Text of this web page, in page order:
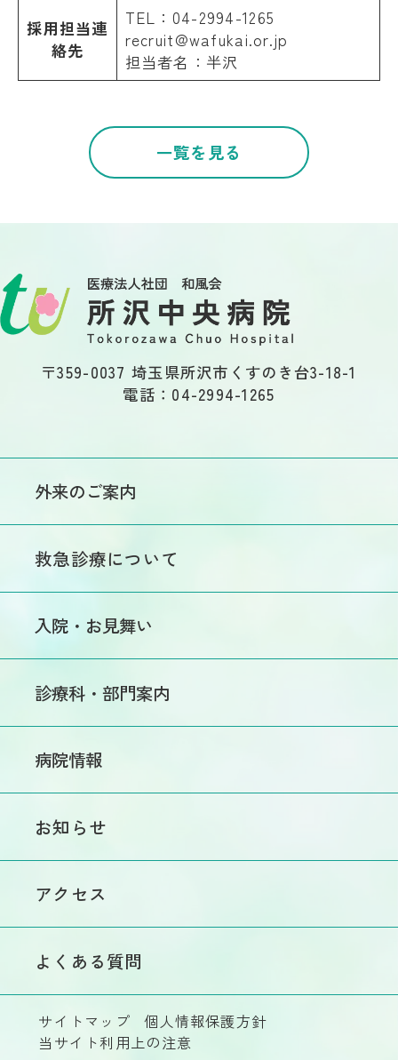
採用担当連
絡先
TEL：04-2994-1265
recruit@wafukai.or.jp
担当者名：半沢
一覧を見る
〒359-0037 埼玉県所沢市くすのき台3-18-1
電話：04-2994-1265
外来のご案内
外来医師担当表
受診希望の方
セカンドオピニオン
について
処方箋・各種書類について
診療費のお支払い
特殊外来
救急診療について
入院・お見舞い
入院手続きのご案内
診療科・部門案内
内科
外科
呼吸器外科
救急科
泌尿器科
眼科
麻酔科
病院情報
院長のご挨拶
病院概要
和風会とは
施設基準・施設認定
医療機器のご案内
お知らせ
アクセス
よくある質問
サイトマップ
個人情報保護方針
当サイト利用上の注意